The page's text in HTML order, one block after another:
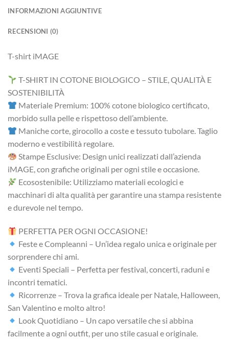
INFORMAZIONI AGGIUNTIVE
RECENSIONI (0)
T-shirt iMAGE
T-SHIRT IN COTONE BIOLOGICO – STILE, QUALITÀ E
SOSTENIBILITÀ
Materiale Premium: 100% cotone biologico certificato,
morbido sulla pelle e rispettoso dell’ambiente.
Maniche corte, girocollo a coste e tessuto tubolare. Taglio
moderno e vestibilità regolare.
Stampe Esclusive: Design unici realizzati dall’azienda
iMAGE, con grafiche originali per ogni stile e occasione.
Ecosostenibile: Utilizziamo materiali ecologici e
macchinari di alta qualità per garantire una stampa resistente
e durevole nel tempo.
PERFETTA PER OGNI OCCASIONE!
Feste e Compleanni – Un’idea regalo unica e originale per
sorprendere chi ami.
Eventi Speciali – Perfetta per festival, concerti, raduni e
incontri tematici.
Ricorrenze – Trova la grafica ideale per Natale, Halloween,
San Valentino e molto altro!
Look Quotidiano – Un capo versatile che si abbina
facilmente a ogni outfit, per uno stile casual e originale.